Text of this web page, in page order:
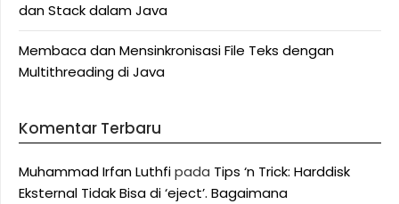
dan Stack dalam Java
Membaca dan Mensinkronisasi File Teks dengan
Multithreading di Java
Komentar Terbaru
Muhammad Irfan Luthfipada Tips ‘n Trick: Harddisk
Eksternal Tidak Bisa di ‘eject’. Bagaimana